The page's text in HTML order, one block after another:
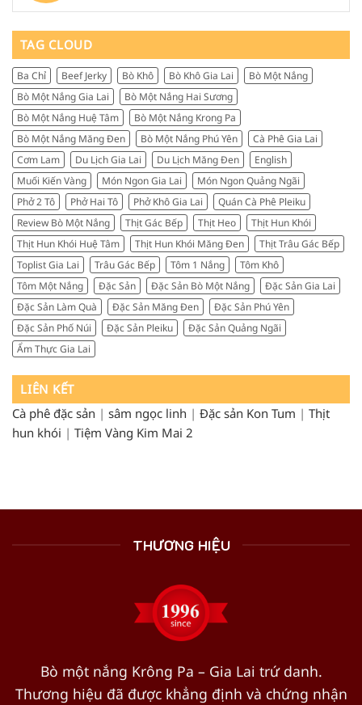
gì
quà
nghiệm
và
review
thực
tế
từ
người
sành
ăn
bò
Kinh
nghiệm
chọn
đúng
nơi
ngon,
chuẩn
vị,
đáng
tiền
TAG CLOUD
Ba Chỉ Beef Jerky Bò Khô Bò Khô Gia Lai
Bò Một Nắng
Bò Một Nắng Gia Lai
Bò Một Nắng Hai Sương
Bò Một Nắng Huệ Tâm
Bò Một Nắng Krong Pa
Bò Một Nắng Măng Đen
Bò Một Nắng Phú Yên
Cà Phê Gia Lai
Cơm Lam
Du Lịch Gia Lai Du Lịch Măng Đen
English
Muối Kiến Vàng
Món Ngon Gia Lai
Món Ngon Quảng Ngãi
Phở 2 Tô
Phở Hai Tô Phở Khô Gia Lai
Quán Cà Phê Pleiku
Review Bò Một Nắng
Thịt Gác Bếp Thịt Heo
Thịt Hun Khói
Thịt Hun Khói Huệ Tâm
Thịt Hun Khói Măng Đen
Thịt Trâu Gác Bếp
Toplist Gia Lai
Trâu Gác Bếp Tôm 1 Nắng
Tôm Khô
Tôm Một Nắng
Đặc Sản Đặc Sản Bò Một Nắng
Đặc Sản Gia Lai
Đặc Sản Làm Quà
Đặc Sản Măng Đen
Đặc Sản Phú Yên
Đặc Sản Phố Núi
Đặc Sản Pleiku
Đặc Sản Quảng Ngãi
Ẩm Thực Gia Lai
LIÊN KẾT
Cà phê đặc sản | sâm ngọc linh | Đặc sản Kon Tum | Thịt
hun khói | Tiệm Vàng Kim Mai 2
THƯƠNG HIỆU
Bò một nắng Krông Pa – Gia Lai trứ danh.
Thương hiệu đã được khẳng định và chứng nhận